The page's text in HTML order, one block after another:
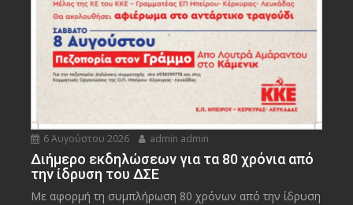
6 Αυγούστου 2026 admin admin
Διήμερο εκδηλώσεων για τα 80 χρόνια από
την ίδρυση του ΔΣΕ
Με αφορμή τη συμπλήρωση 80 χρόνων από την ίδρυση